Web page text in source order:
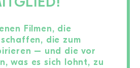
Filmen, die
die zum
– und die vor
was es sich lohnt, zu